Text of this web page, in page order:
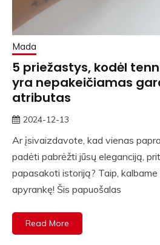
Mada
5 priežastys, kodėl
yra nepakeičiamas
atributas
2024-12-13
Ar įsivaizdavote, kad vienas
padėti pabrėžti jūsų eleganciją,
papasakoti istoriją? Taip,
apyrankę! Šis papuošalas
Read More